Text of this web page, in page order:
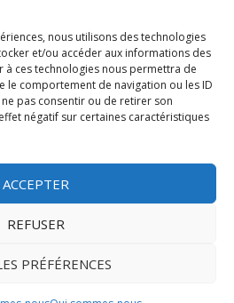
nous utilisons des technologies
et/ou accéder aux informations des
à ces technologies nous permettra de
le comportement de navigation ou les ID
pas consentir ou de retirer son
négatif sur certaines caractéristiques
ACCEPTER
REFUSER
PRÉFÉRENCES